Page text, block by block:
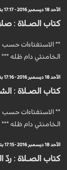
الأحد 18 ديسمبر 2016 - 17:17 بتوقيت مكة
كتاب الصـلاة :
** الاستفتاءات حسب
الخامنئي دام ظله ***
الأحد 18 ديسمبر 2016 - 17:16 بتوقيت مكة
كتاب الصـلاة :
** الاستفتاءات حسب
الخامنئي دام ظله ***
الأحد 18 ديسمبر 2016 - 17:15 بتوقيت مكة
كتاب الصـلاة : ردّ